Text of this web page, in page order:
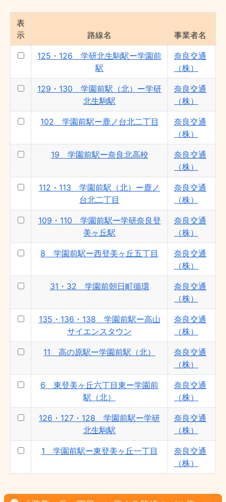
126・127・128 学園前駅ー学研北生駒駅
- 奈良交通（株）
11 高の原駅ー学園前駅（北） - 奈良交通
（株）
125・126 学研北生駒駅ー学園前駅 - 奈
良交通（株）
表
示
路線名 事業者名
125・126 学研北生駒駅ー学園前
駅
奈良交通
（株）
129・130 学園前駅（北）ー学研
北生駒駅
奈良交通
（株）
102 学園前駅ー鹿ノ台北二丁目
奈良交通
（株）
19 学園前駅ー奈良北高校
奈良交通
（株）
112・113 学園前駅（北）ー鹿ノ
台北二丁目
奈良交通
（株）
109・110 学園前駅ー学研奈良登
美ヶ丘駅
奈良交通
（株）
8 学園前駅ー西登美ヶ丘五丁目
奈良交通
（株）
31・32 学園前朝日町循環
奈良交通
（株）
135・136・138 学園前駅ー高山
サイエンスタウン
奈良交通
（株）
11 高の原駅ー学園前駅（北）
奈良交通
（株）
6 東登美ヶ丘六丁目東ー学園前
駅（北）
奈良交通
（株）
126・127・128 学園前駅ー学研
北生駒駅
奈良交通
（株）
1 学園前駅ー東登美ヶ丘一丁目
奈良交通
（株）